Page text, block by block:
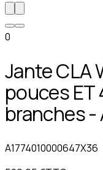
0
Jante CLA
pouces
branches -
A1774010000647X36